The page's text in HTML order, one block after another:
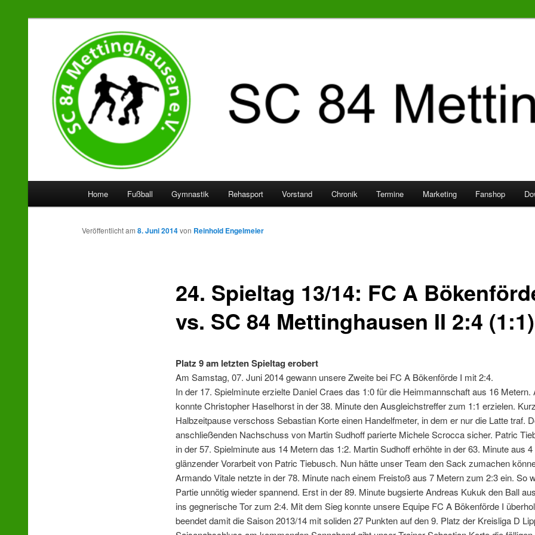
SC 84 Mettinghausen
Zum
Inhalt
Zum
sekundären
Home Fußball Gymnastik Rehasport Vorstand Chronik Termine Marketing Fanshop
24. Spieltag 13/14: FC A
vs. SC 84 Mettinghausen II 2:4 (1:1)
Veröffentlicht am8. Juni 2014von Reinhold Engelmeier
Platz 9 am letzten Spieltag erobert
Am Samstag, 07. Juni 2014 gewann unsere Zweite bei FC A Bökenförde I mit 2:4.
In der 17. Spielminute erzielte Daniel Craes das 1:0 für die Heimmannschaft aus 16 Metern.
konnte Christopher Haselhorst in der 38. Minute den Ausgleichstreffer zum 1:1 erzielen.
Halbzeitpause verschoss Sebastian Korte einen Handelfmeter, in dem er nur die Latte traf.
anschließenden Nachschuss von Martin Sudhoff parierte Michele Scrocca sicher. Patric
in der 57. Spielminute aus 14 Metern das 1:2. Martin Sudhoff erhöhte in der 63. Minute aus
glänzender Vorarbeit von Patric Tiebusch. Nun hätte unser Team den Sack zumachen
Armando Vitale netzte in der 78. Minute nach einem Freistoß aus 7 Metern zum 2:3 ein. So
Partie unnötig wieder spannend. Erst in der 89. Minute bugsierte Andreas Kukuk den Ball
ins gegnerische Tor zum 2:4. Mit dem Sieg konnte unsere Equipe FC A Bökenförde I
beendet damit die Saison 2013/14 mit soliden 27 Punkten auf den 9. Platz der Kreisliga D